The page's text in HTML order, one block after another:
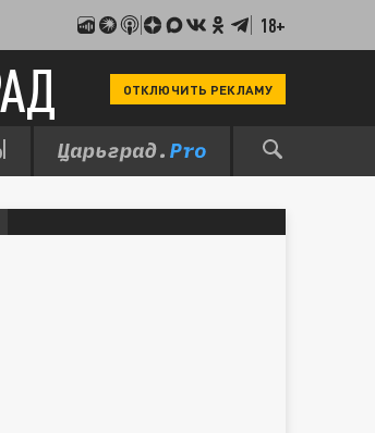
18+
ОТКЛЮЧИТЬ РЕКЛАМУ